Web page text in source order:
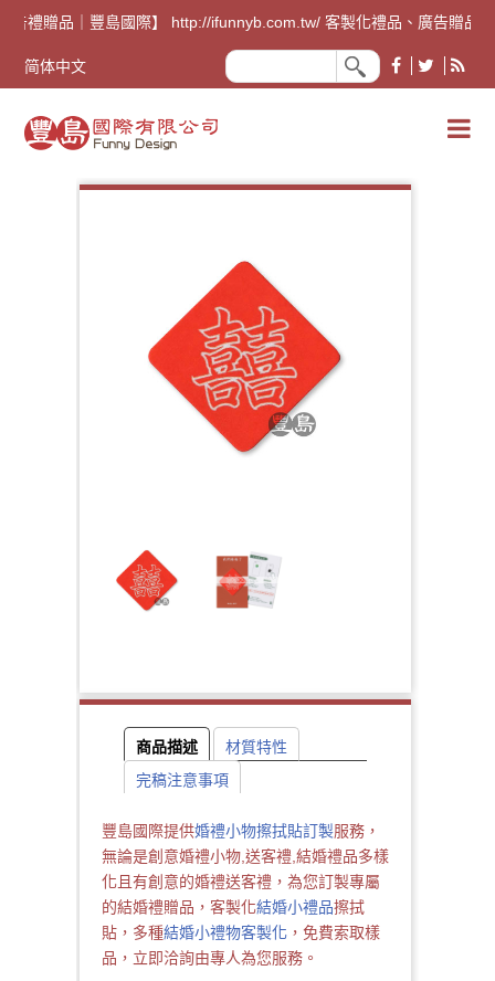
告禮贈品｜豐島國際】 http://ifunnyb.com.tw/ 客製化禮品、廣告贈品
简体中文
商品描述
材質特性
完稿注意事項
豐島國際提供婚禮小物擦拭貼訂製服務，
無論是創意婚禮小物,送客禮,結婚禮品多樣
化且有創意的婚禮送客禮，為您訂製專屬
的結婚禮贈品，客製化結婚小禮品擦拭
貼，多種結婚小禮物客製化 ，免費索取樣
品，立即洽詢由專人為您服務。